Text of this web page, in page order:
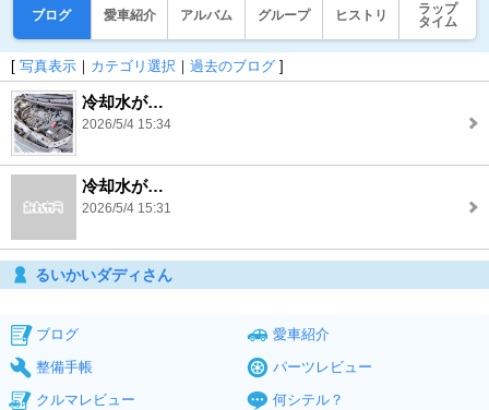
ブログ 愛車紹介 アルバム グループ ヒストリ
ラップ
タイム
[ 写真表示 ｜ カテゴリ選択 ｜ 過去のブログ ]
冷却水が…
2026/5/4 15:34
冷却水が…
2026/5/4 15:31
るいかいダディさん
ブログ
愛車紹介
整備手帳
パーツレビュー
クルマレビュー
何シテル？